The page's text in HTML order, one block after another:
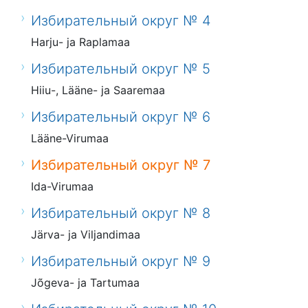
Избирательный округ № 4
Harju- ja Raplamaa
Избирательный округ № 5
Hiiu-, Lääne- ja Saaremaa
Избирательный округ № 6
Lääne-Virumaa
Избирательный округ № 7
Ida-Virumaa
Избирательный округ № 8
Järva- ja Viljandimaa
Избирательный округ № 9
Jõgeva- ja Tartumaa